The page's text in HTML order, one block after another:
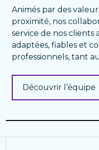
Animés par des
proximité, nos
service de nos
adaptées, fiables et
professionnels, tant
Découvrir l’équipe